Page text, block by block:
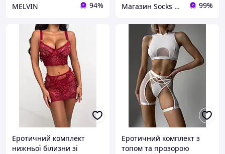
MELVIN 94% Магазин Socks For Gift 99%
Еротичний комплект
нижньої білизни зі
Еротичний комплект з
топом та прозорою